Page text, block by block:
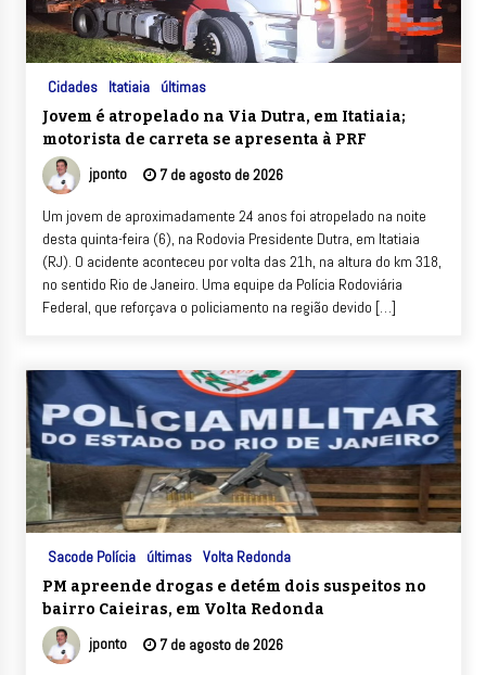
Cidades Itatiaia últimas
Jovem é atropelado na Via Dutra, em Itatiaia;
motorista de carreta se apresenta à PRF
jponto 7 de agosto de 2026
Um jovem de aproximadamente 24 anos foi atropelado na noite
desta quinta-feira (6), na Rodovia Presidente Dutra, em Itatiaia
(RJ). O acidente aconteceu por volta das 21h, na altura do km 318,
no sentido Rio de Janeiro. Uma equipe da Polícia Rodoviária
Federal, que reforçava o policiamento na região devido […]
Sacode Polícia últimas Volta Redonda
PM apreende drogas e detém dois suspeitos no
bairro Caieiras, em Volta Redonda
jponto 7 de agosto de 2026